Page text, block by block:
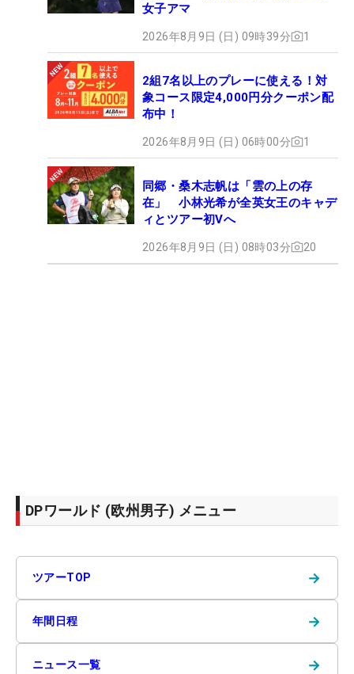
女子アマ
2026年8月9日 (日) 09時39分 1
2組7名以上のプレーに使える！対
象コース限定4,000円分クーポン配
布中！
2026年8月9日 (日) 06時00分 1
同郷・桑木志帆は「雲の上の存
在」 小林光希が全英女王のキャデ
ィとツアー初Vへ
2026年8月9日 (日) 08時03分 20
DPワールド (欧州男子) メニュー
ツアーTOP →
年間日程 →
ニュース一覧 →